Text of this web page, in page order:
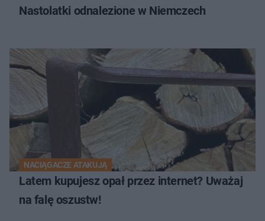
Nastolatki odnalezione w Niemczech
NACIĄGACZE ATAKUJĄ
Latem kupujesz opał przez internet? Uważaj
na falę oszustw!